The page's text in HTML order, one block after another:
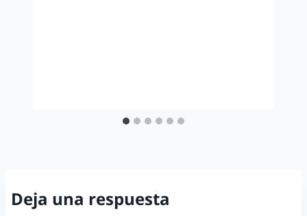
Deja una respuesta